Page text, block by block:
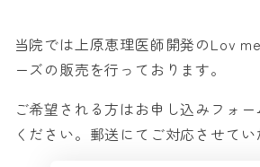
当院では上原恵理医師開発のLov
ーズの販売を行っております。
ご希望される方はお申し込みフォ
ください。郵送にてご対応させてい